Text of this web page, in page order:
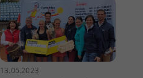
13.05.2023